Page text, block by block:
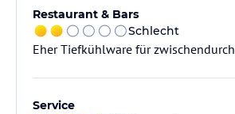
Restaurant & Bars
Schlecht
Eher Tiefkühlware für zwischendurch
Service